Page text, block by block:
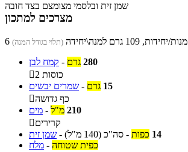
שמן זית ובלסמי מצומצם בצד חובה
מצרכים למתכון
6 מנות/יחידות, 109 גרם למנה\יחידה (תלוי בגודל המנה)
קמח לבן - 280 גרם

2 כוסות
שמרים יבשים - 15 גרם
כף גדושה
מים - 210 מ"ל
קרירים
שמן זית - 14 כפות - סה"כ (140 מ"ל)
מלח - כפית שטוחה